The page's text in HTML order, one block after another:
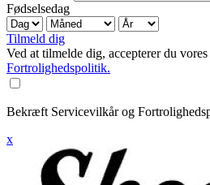
Fødselsedag
Tilmeld dig
Ved at tilmelde dig, accepterer du vores
Fortrolighedspolitik.
Bekræft Servicevilkår og
x